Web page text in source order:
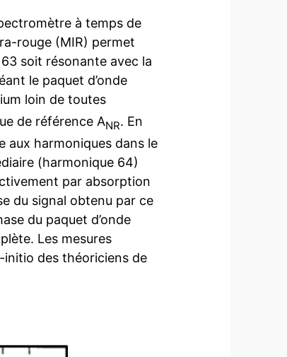
à temps de
rouge (MIR) permet
63 soit résonante avec la
le paquet d’onde
loin de toutes
de référence ANR. En
aux harmoniques dans le
(harmonique 64)
par absorption
du signal obtenu par ce
du paquet d’onde
Les mesures
des théoriciens de